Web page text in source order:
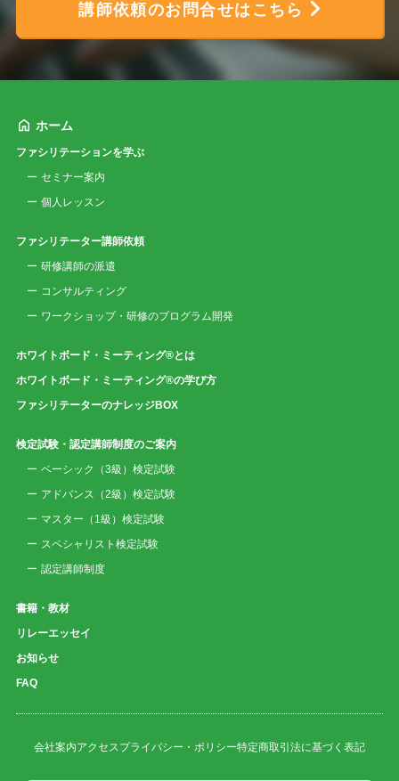
講師依頼のお問合せはこちら
ホーム
ファシリテーションを学ぶ
セミナー案内
個人レッスン
ファシリテーター講師依頼
研修講師の派遣
コンサルティング
ワークショップ・研修のプログラム開発
ホワイトボード・ミーティング®とは
ホワイトボード・ミーティング®の学び方
ファシリテーターのナレッジBOX
検定試験・認定講師制度のご案内
ベーシック（3級）検定試験
アドバンス（2級）検定試験
マスター（1級）検定試験
スペシャリスト検定試験
認定講師制度
書籍・教材
リレーエッセイ
お知らせ
FAQ
会社案内アクセスプライバシー・ポリシー特定商取引法に基づく表記